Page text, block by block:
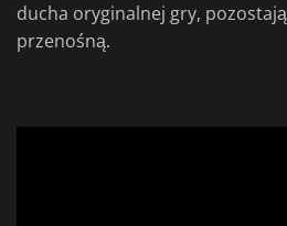
ducha oryginalnej gry,
przenośną.